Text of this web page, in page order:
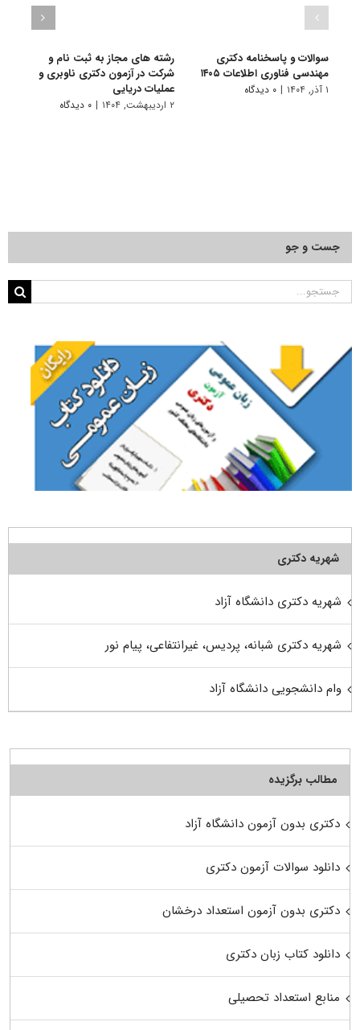
سوالات و پاسخنامه دکتری
مهندسی فناوری اطلاعات ۱۴۰۵
۱ آذر, ۱۴۰۴ | ۰ دیدگاه
رشته های مجاز به ثبت نام و
شرکت در آزمون دکتری ناوبری و
عملیات دریایی
۲ اردیبهشت, ۱۴۰۴ | ۰ دیدگاه
جست و جو
جستجو
شهریه دکتری
شهریه دکتری دانشگاه آزاد
شهریه دکتری شبانه، پردیس، غیرانتفاعی، پیام نور
وام دانشجویی دانشگاه آزاد
مطالب برگزیده
دکتری بدون آزمون دانشگاه آزاد
دانلود سوالات آزمون دکتری
دکتری بدون آزمون استعداد درخشان
دانلود کتاب زبان دکتری
منابع استعداد تحصیلی